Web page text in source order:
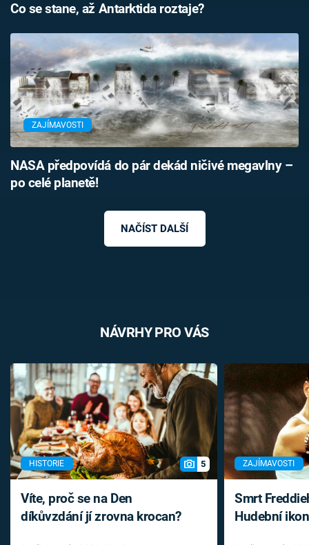
Co se stane, až Antarktida roztaje?
ZAJÍMAVOSTI
NASA předpovídá do pár dekád ničivé megavlny –
po celé planetě!
NAČÍST DALŠÍ
NÁVRHY PRO VÁS
HISTORIE 5
Víte, proč se na Den
díkůvzdání jí zrovna krocan?
ZAJÍMAVOSTI
Smrt
Hudební